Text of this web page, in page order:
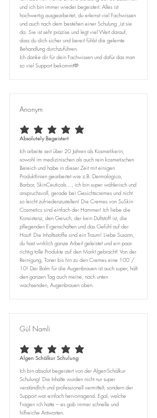
und ich bin immer wieder begeistert. Alles ist
hochwertig ausgearbeitet, du erlernst viel Fachwissen
und auch nach dem bestehen einer Schulung ,ist sie
da. Sie ist sehr präzise und legt viel Wert darauf,
dass du dich sicher und bereit fühlst die gelernte
Behandlung durchzuführen.
Ich danke dir für dein Fachwissen und dafür das man
so viel Support bekommt🫶
Anonym
average rating is 5 out of 5
Absolutely Begeistert
Ich arbeite seit über 20 Jahren als Kosmetikerin,
sowohl im medizinischen als auch rein kosmetischen
Bereich und habe in dieser Zeit mit einigen
Produktlinien gearbeitet wie z.B. Dermalogica,
Barbor, SkinCeuticals…, ich bin super wählerisch und
anspruchsvoll, gerade bei Gesichtscremes und nicht
so leicht zufriedenzustellen! Die Cremes von SuSkin
Cosmetics sind einfach der Hammer! Ich liebe die
Konsistenz, den Geruch, der kein Duftstoff ist, die
pflegenden Eigenschaften und das Gefühl auf der
Haut! Die Inhaltsstoffe sind ein Traum! Liebe Susann,
du hast wirklich ganze Arbeit geleistet und ein paar
richtig tolle Produkte auf den Markt gebracht! Von der
Reinigung, Toner bis hin zu den Cremes eine 100 /
10! Der Balm für die Augenbrauen ist auch super, hält
den ganzen Tag auch meine, nach unten
wachsenden, Augenbrauen oben.
Gül Namli
average rating is 5 out of 5
Algen Schälkur Schulung
Ich bin absolut begeistert von der Algen-Schälkur-
Schulung! Die Inhalte wurden nicht nur super
verständlich und professionell vermittelt, sondern der
Support war einfach hervorragend. Egal, welche
Fragen ich hatte – es gab immer schnelle und
hilfreiche Antworten.